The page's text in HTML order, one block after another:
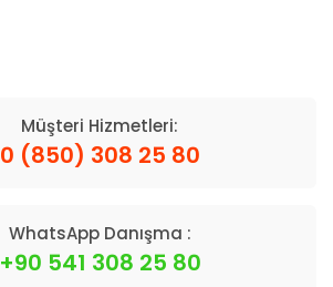
Müşteri Hizmetleri:
0 (850) 308 25 80
WhatsApp Danışma :
+90 541 308 25 80